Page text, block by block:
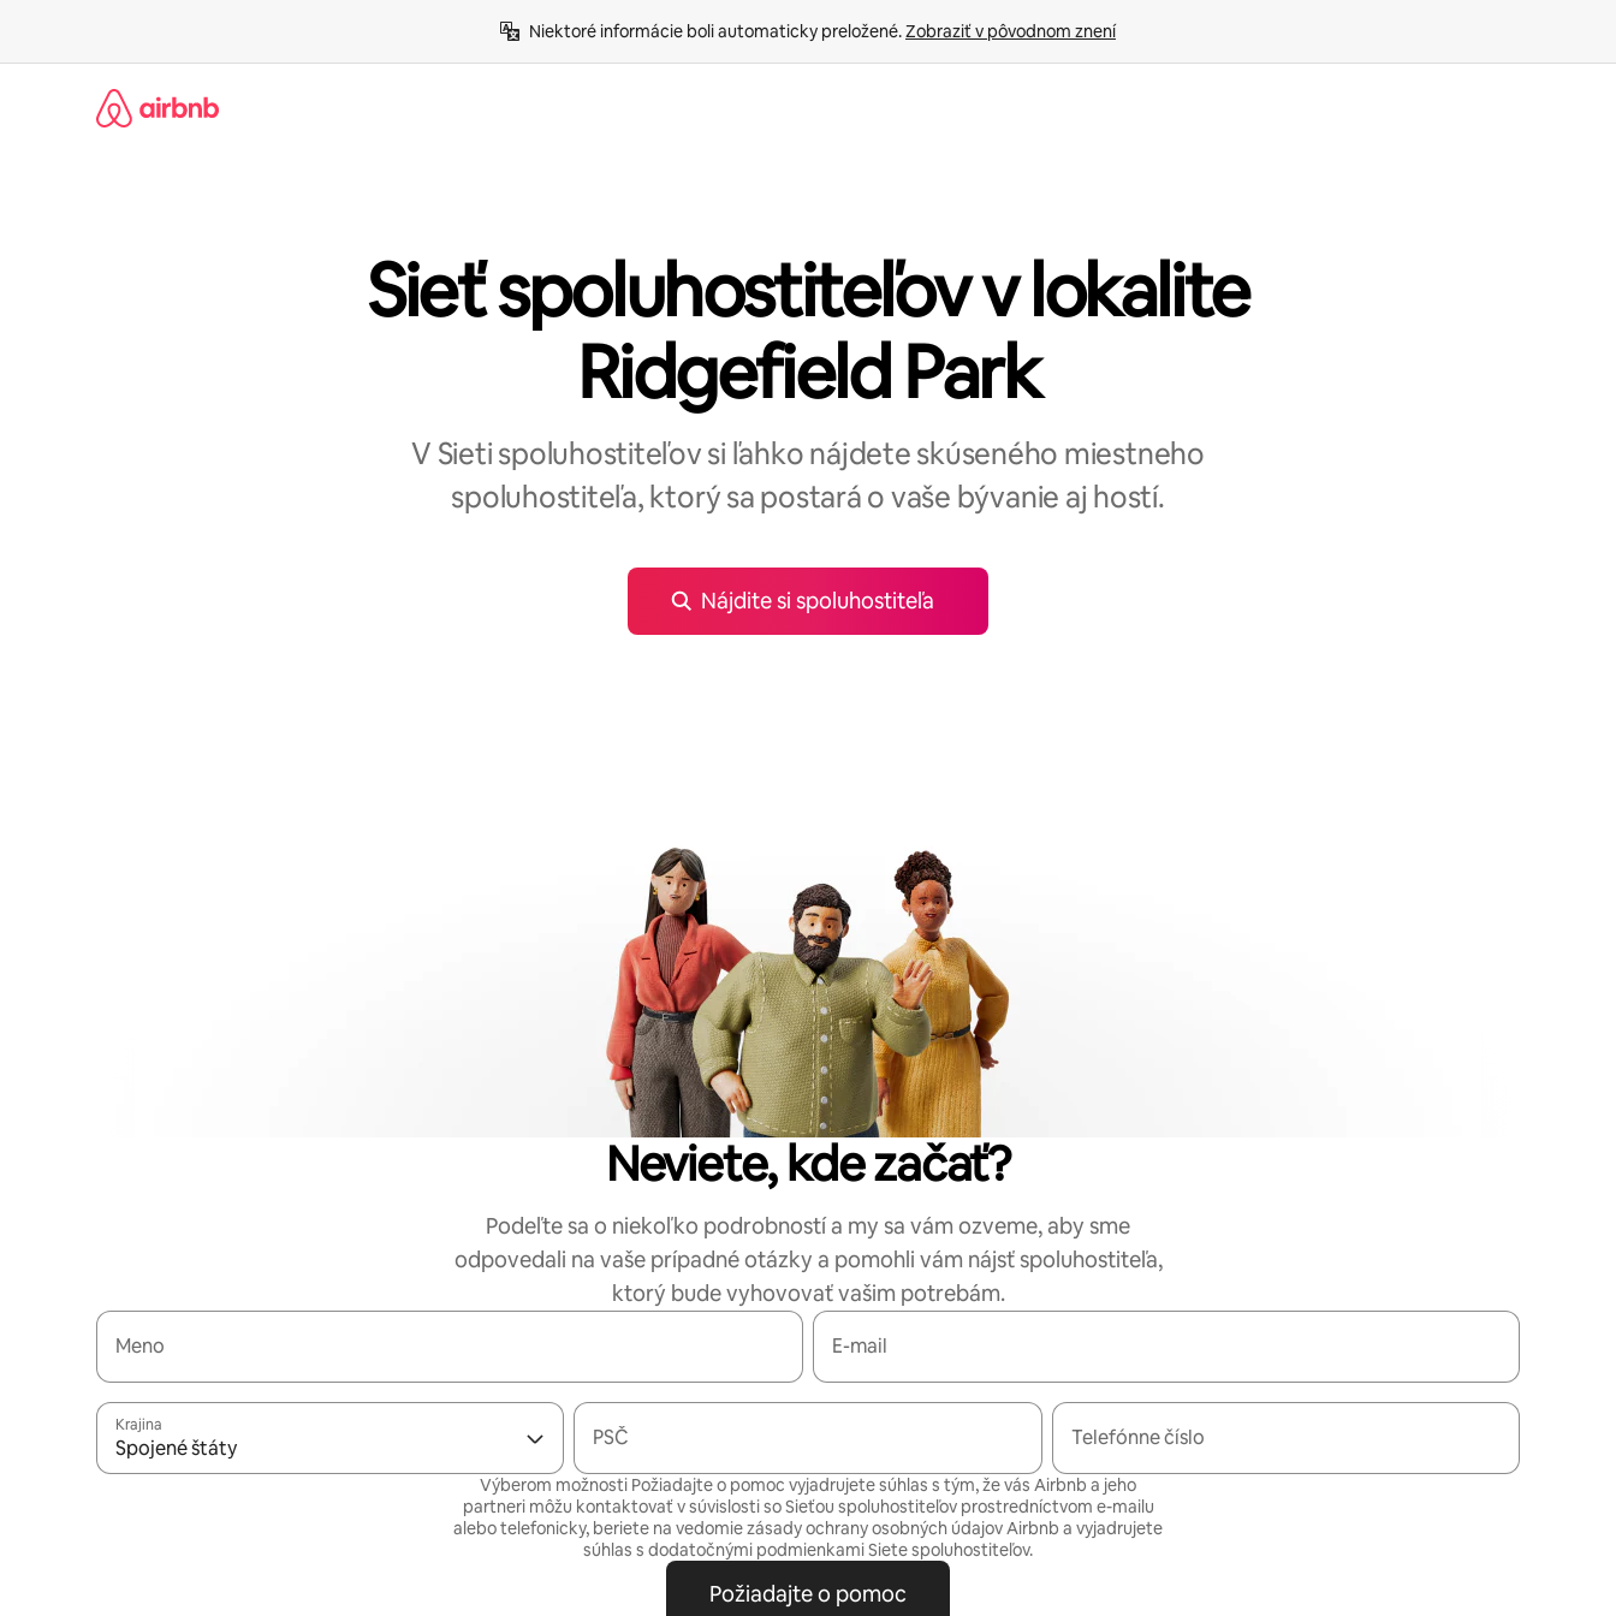
obsah.
Niektoré informácie boli automaticky preložené. Zobraziť v pôvodnom znení
Sieť spoluhostiteľov v lokalite
Ridgefield Park
V Sieti spoluhostiteľov si ľahko nájdete skúseného miestneho
spoluhostiteľa, ktorý sa postará o vaše bývanie aj hostí.
Nájdite si spoluhostiteľa
Neviete, kde začať?
Podeľte sa o niekoľko podrobností a my sa vám ozveme, aby sme
odpovedali na vaše prípadné otázky a pomohli vám nájsť spoluhostiteľa,
ktorý bude vyhovovať vašim potrebám.
Meno E-mail
Krajina
Spojené štáty PSČ Telefónne číslo
Výberom možnosti Požiadajte o pomoc vyjadrujete súhlas s tým, že vás Airbnb a jeho
partneri môžu kontaktovať v súvislosti so Sieťou spoluhostiteľov prostredníctvom e-mailu
alebo telefonicky, beriete na vedomiezásady ochrany osobných údajovAirbnb a vyjadrujete
súhlas s dodatočnými podmienkami Siete spoluhostiteľov.
Požiadajte o pomoc